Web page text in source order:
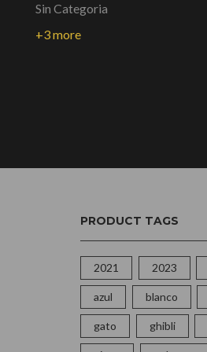
Sin Categoria
+3 more
PRODUCT TAGS
2021 2023
azul blanco
gato ghibli